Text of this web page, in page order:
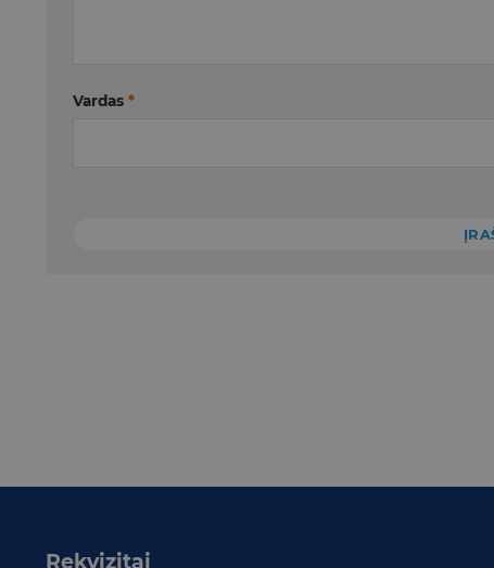
Vardas *
Rekvizitai